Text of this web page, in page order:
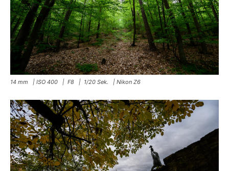
14 mm | ISO 400 | F8 | 1/20 Sek. | Nikon Z6